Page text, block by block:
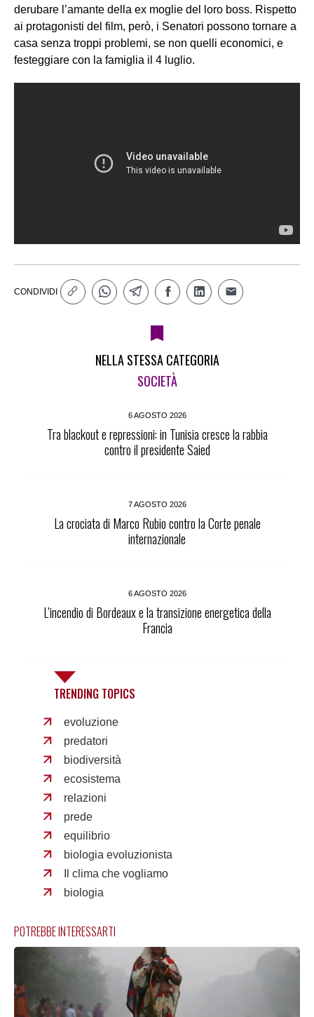
derubare l’amante della ex moglie del loro boss. Rispetto
ai protagonisti del film, però, i Senatori possono tornare a
casa senza troppi problemi, se non quelli economici, e
festeggiare con la famiglia il 4 luglio.
CONDIVIDI
NELLA STESSA CATEGORIA
SOCIETÀ
6 AGOSTO 2026
Tra blackout e repressioni: in Tunisia cresce la rabbia
contro il presidente Saied
7 AGOSTO 2026
La crociata di Marco Rubio contro la Corte penale
internazionale
6 AGOSTO 2026
L’incendio di Bordeaux e la transizione energetica della
Francia
TRENDING TOPICS
evoluzione
predatori
biodiversità
ecosistema
relazioni
prede
equilibrio
biologia evoluzionista
Il clima che vogliamo
biologia
POTREBBE INTERESSARTI